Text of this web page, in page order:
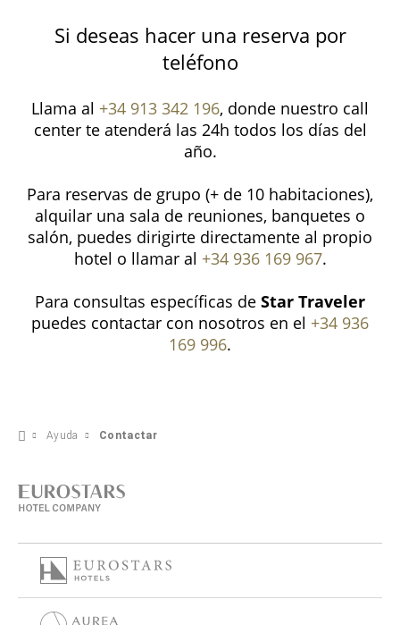
Si deseas hacer una reserva por
teléfono
Llama al +34 913 342 196, donde nuestro call
center te atenderá las 24h todos los días del
año.
Para reservas de grupo (+ de 10 habitaciones),
alquilar una sala de reuniones, banquetes o
salón, puedes dirigirte directamente al propio
hotel o llamar al +34 936 169 967.
Para consultas específicas de Star Traveler
puedes contactar con nosotros en el +34 936
169 996.
Ayuda Contactar